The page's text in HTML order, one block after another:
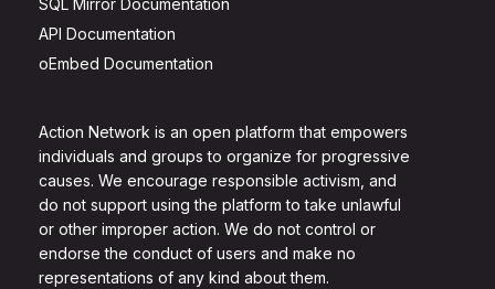
Action Network is an open platform that empowers
individuals and groups to organize for progressive
causes. We encourage responsible activism, and
do not support using the platform to take unlawful
or other improper action. We do not control or
endorse the conduct of users and make no
representations of any kind about them.
API Documentation
oEmbed Documentation